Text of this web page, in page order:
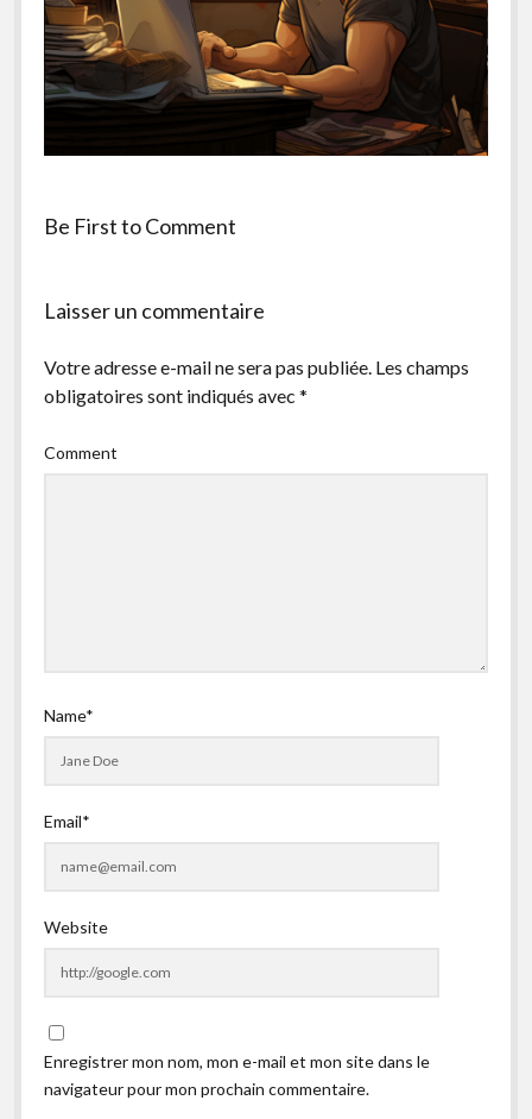
facebookinstagram
youtubeemail-
form
Be First to Comment
Laisser un commentaire
Votre adresse e-mail ne sera pas publiée. Les champs
obligatoires sont indiqués avec *
Comment
Name*
Email*
Website
Enregistrer mon nom, mon e-mail et mon site dans le
navigateur pour mon prochain commentaire.